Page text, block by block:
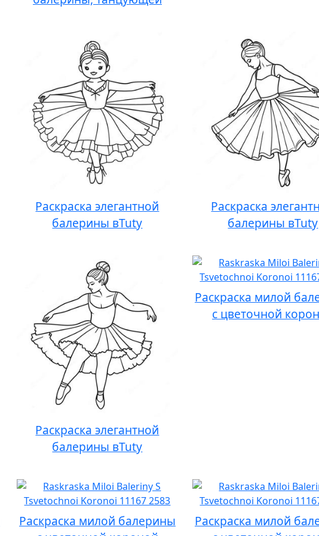
Раскраска элегантной
балерины вTutу
Раскраска
балерины вTutу
Раскраска элегантной
балерины вTutу
Раскраска милой
с цветочной
Раскраска милой балерины
Раскраска милой